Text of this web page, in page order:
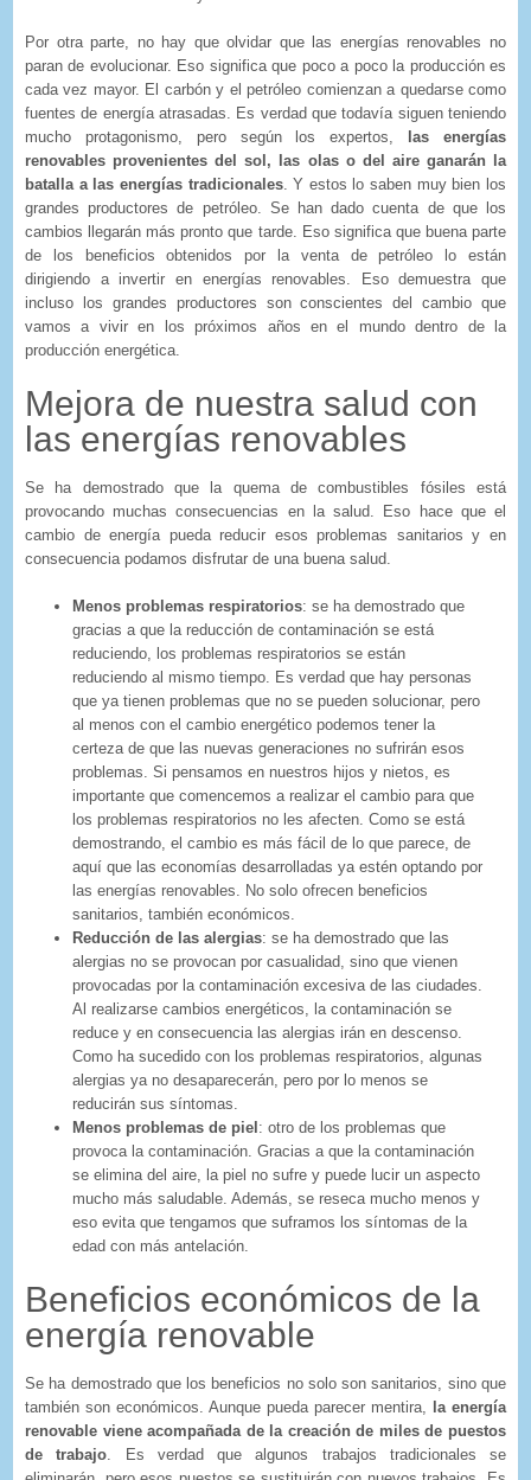
Por otra parte, no hay que olvidar que las energías renovables no
paran de evolucionar. Eso significa que poco a poco la producción es
cada vez mayor. El carbón y el petróleo comienzan a quedarse como
fuentes de energía atrasadas. Es verdad que todavía siguen teniendo
mucho protagonismo, pero según los expertos, las energías
renovables provenientes del sol, las olas o del aire ganarán la
batalla a las energías tradicionales. Y estos lo saben muy bien los
grandes productores de petróleo. Se han dado cuenta de que los
cambios llegarán más pronto que tarde. Eso significa que buena parte
de los beneficios obtenidos por la venta de petróleo lo están
dirigiendo a invertir en energías renovables. Eso demuestra que
incluso los grandes productores son conscientes del cambio que
vamos a vivir en los próximos años en el mundo dentro de la
producción energética.
Mejora de nuestra salud con
las energías renovables
Se ha demostrado que la quema de combustibles fósiles está
provocando muchas consecuencias en la salud. Eso hace que el
cambio de energía pueda reducir esos problemas sanitarios y en
consecuencia podamos disfrutar de una buena salud.
Menos problemas respiratorios: se ha demostrado que
gracias a que la reducción de contaminación se está
reduciendo, los problemas respiratorios se están
reduciendo al mismo tiempo. Es verdad que hay personas
que ya tienen problemas que no se pueden solucionar, pero
al menos con el cambio energético podemos tener la
certeza de que las nuevas generaciones no sufrirán esos
problemas. Si pensamos en nuestros hijos y nietos, es
importante que comencemos a realizar el cambio para que
los problemas respiratorios no les afecten. Como se está
demostrando, el cambio es más fácil de lo que parece, de
aquí que las economías desarrolladas ya estén optando por
las energías renovables. No solo ofrecen beneficios
sanitarios, también económicos.
Reducción de las alergias: se ha demostrado que las
alergias no se provocan por casualidad, sino que vienen
provocadas por la contaminación excesiva de las ciudades.
Al realizarse cambios energéticos, la contaminación se
reduce y en consecuencia las alergias irán en descenso.
Como ha sucedido con los problemas respiratorios, algunas
alergias ya no desaparecerán, pero por lo menos se
reducirán sus síntomas.
Menos problemas de piel : otro de los problemas que
provoca la contaminación. Gracias a que la contaminación
se elimina del aire, la piel no sufre y puede lucir un aspecto
mucho más saludable. Además, se reseca mucho menos y
eso evita que tengamos que suframos los síntomas de la
edad con más antelación.
Beneficios económicos de la
energía renovable
Se ha demostrado que los beneficios no solo son sanitarios, sino que
también son económicos. Aunque pueda parecer mentira, la energía
renovable viene acompañada de la creación de miles de puestos
de trabajo. Es verdad que algunos trabajos tradicionales se